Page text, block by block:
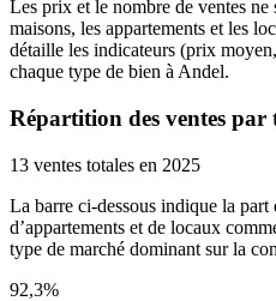
Les prix et le nombre de ventes ne
maisons, les appartements et les
détaille les indicateurs (prix
chaque type de bien à Andel.
Répartition des ventes par
13 ventes totales en 2025
La barre ci-dessous indique la part
d’appartements et de locaux
type de marché dominant sur la
92,3%